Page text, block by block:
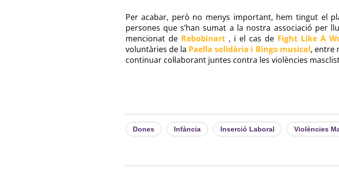
Per acabar, però no menys important, hem tingut el
persones que s’han sumat a la nostra associació per
mencionat de Rebobinart , i el cas de Fight Like A
voluntàries de la Paella solidària i Bingo musical, entre
continuar col·laborant juntes contra les violències
Dones Infància Inserció Laboral Violències